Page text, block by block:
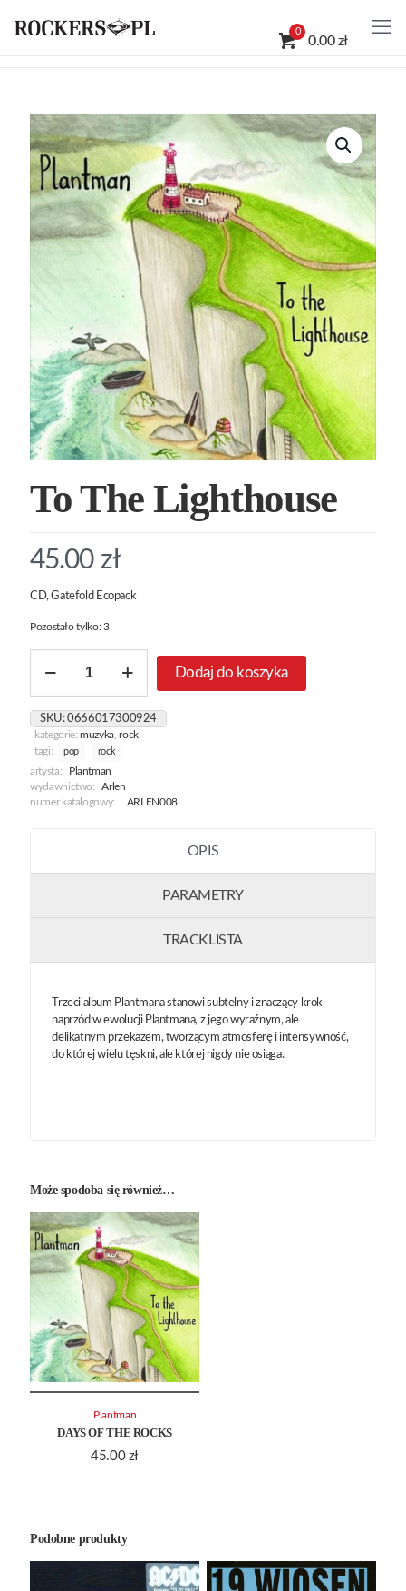
0
0.00 zł
To The Lighthouse
45.00 zł
CD, Gatefold Ecopack
Pozostało tylko: 3
Lighthouse
Dodaj do koszyka
SKU:0666017300924
kategorie:muzyka,rock
tagi:
pop rock
artysta:
Plantman
wydawnictwo:
Arlen
numer katalogowy:
ARLEN008
OPIS
PARAMETRY
TRACKLISTA
Trzeci album Plantmana stanowi subtelny i znaczący krok
naprzód w ewolucji Plantmana, z jego wyraźnym, ale
delikatnym przekazem, tworzącym atmosferę i intensywność,
do której wielu tęskni, ale której nigdy nie osiąga.
Może spodoba się również…
DAYS OF THE ROCKS
45.00 zł
Plantman
Podobne produkty